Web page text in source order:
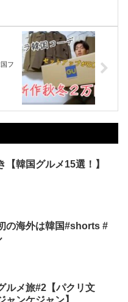
フ
【韓国グルメ15選！】
の海外は韓国#shorts #
ルメ旅#2【パクリ文